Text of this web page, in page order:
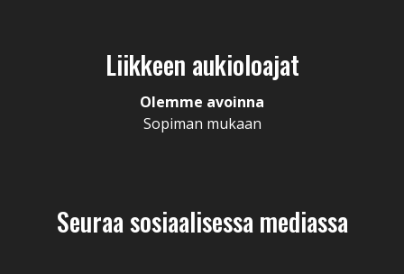
Liikkeen aukioloajat
Olemme avoinna
Sopiman mukaan
Seuraa sosiaalisessa mediassa